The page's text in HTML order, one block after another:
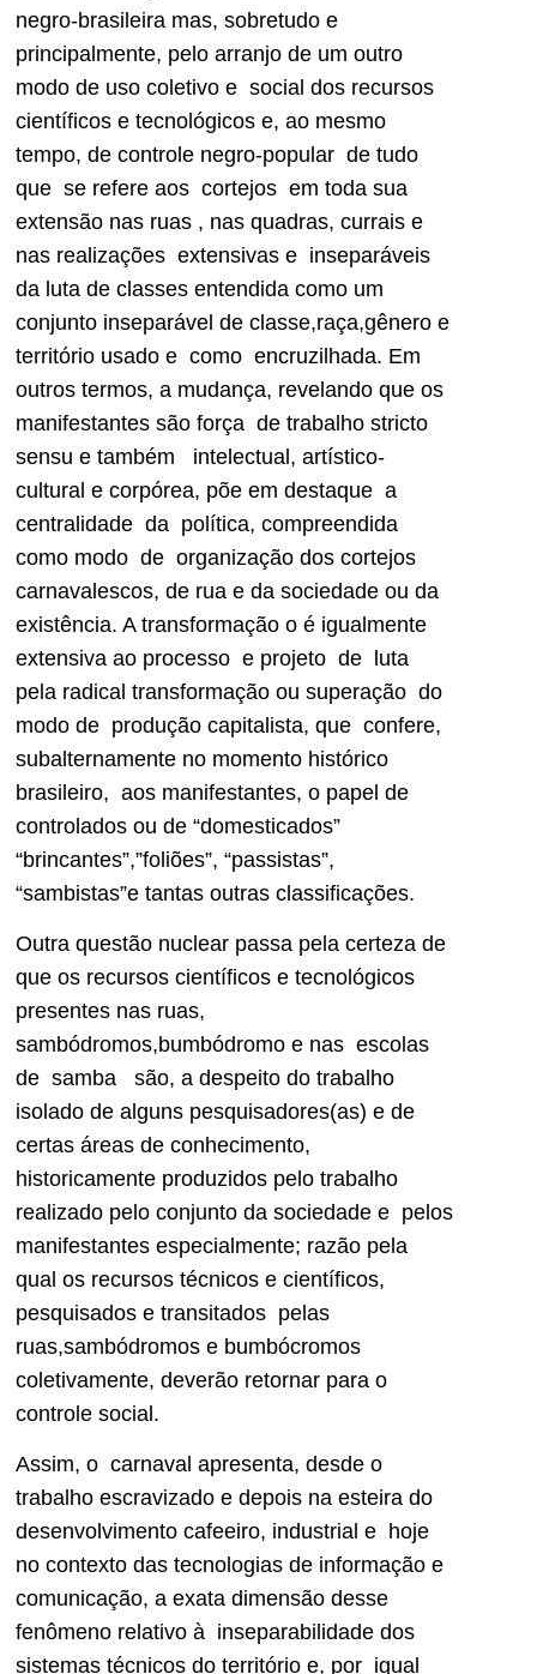
negro-brasileira mas, sobretudo e
principalmente, pelo arranjo de um outro
modo de uso coletivo e social dos recursos
científicos e tecnológicos e, ao mesmo
tempo, de controle negro-popular de tudo
que se refere aos cortejos em toda sua
extensão nas ruas , nas quadras, currais e
nas realizações extensivas e inseparáveis
da luta de classes entendida como um
conjunto inseparável de classe,raça,gênero e
território usado e como encruzilhada. Em
outros termos, a mudança, revelando que os
manifestantes são força de trabalho stricto
sensu e também intelectual, artístico-
cultural e corpórea, põe em destaque a
centralidade da política, compreendida
como modo de organização dos cortejos
carnavalescos, de rua e da sociedade ou da
existência. A transformação o é igualmente
extensiva ao processo e projeto de luta
pela radical transformação ou superação do
modo de produção capitalista, que confere,
subalternamente no momento histórico
brasileiro, aos manifestantes, o papel de
controlados ou de “domesticados”
“brincantes”,”foliões”, “passistas”,
“sambistas”e tantas outras classificações.
Outra questão nuclear passa pela certeza de
que os recursos científicos e tecnológicos
presentes nas ruas,
sambódromos,bumbódromo e nas escolas
de samba são, a despeito do trabalho
isolado de alguns pesquisadores(as) e de
certas áreas de conhecimento,
historicamente produzidos pelo trabalho
realizado pelo conjunto da sociedade e pelos
manifestantes especialmente; razão pela
qual os recursos técnicos e científicos,
pesquisados e transitados pelas
ruas,sambódromos e bumbócromos
coletivamente, deverão retornar para o
controle social.
Assim, o carnaval apresenta, desde o
trabalho escravizado e depois na esteira do
desenvolvimento cafeeiro, industrial e hoje
no contexto das tecnologias de informação e
comunicação, a exata dimensão desse
fenômeno relativo à inseparabilidade dos
sistemas técnicos do território e, por igual